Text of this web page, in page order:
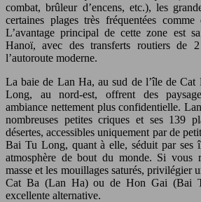
combat, brûleur d’encens, etc.), les
certaines plages très fréquentées
L’avantage principal de cette zone est
Hanoï, avec des transferts routiers
l’autoroute moderne.
La baie de Lan Ha, au sud de l’île de
Long, au nord-est, offrent des
ambiance nettement plus confidentielle.
nombreuses petites criques et ses 139
désertes, accessibles uniquement par de
Bai Tu Long, quant à elle, séduit par ses
atmosphère de bout du monde. Si vous
masse et les mouillages saturés, privilégier
Cat Ba (Lan Ha) ou de Hon Gai (Bai
excellente alternative.